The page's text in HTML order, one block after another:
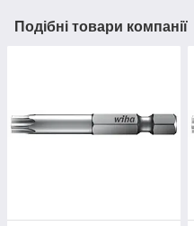
Подібні товари компанії